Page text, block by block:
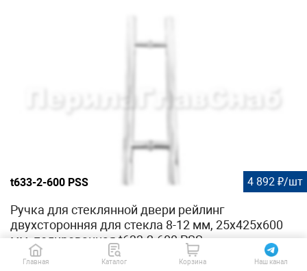
t633-2-600 PSS 4 892 ₽/шт
Ручка для стеклянной двери рейлинг
двухсторонняя для стекла 8-12 мм, 25х425х600
мм, полированная t633-2-600 PSS
Главная Каталог Корзина Наш канал